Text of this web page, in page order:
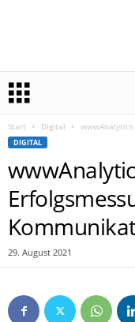
Start Digital wwwAnalytics
DIGITAL
29. August 2021